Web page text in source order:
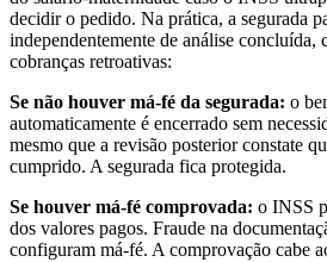
decidir o pedido. Na prática, a segurada
independentemente de análise concluída,
cobranças retroativas:
Se não houver má-fé da segurada: o
automaticamente é encerrado sem
mesmo que a revisão posterior constate
cumprido. A segurada fica protegida.
Se houver má-fé comprovada: o INSS
dos valores pagos. Fraude na
configuram má-fé. A comprovação cabe